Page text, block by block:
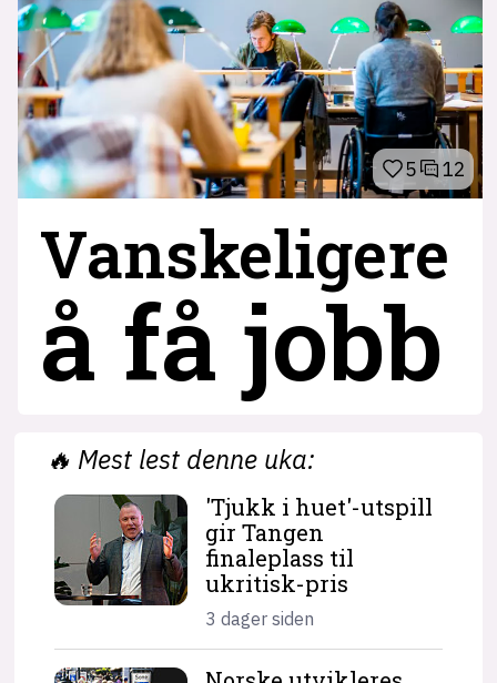
5 12
Vanskeligere
å få jobb
🔥 Mest lest denne uka:
'Tjukk i huet'-utspill
gir Tangen
finaleplass til
ukritisk-pris
3 dager siden